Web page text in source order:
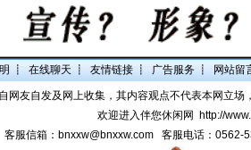
┋ 在线聊天 ┋ 友情链接 ┋ 广告服务 ┋ 网站留
网友自发及网上收集，其内容观点不代表本网立
欢迎进入伴您休闲网
http://
客服信箱：bnxxw@bnxxw.com 客服电话：